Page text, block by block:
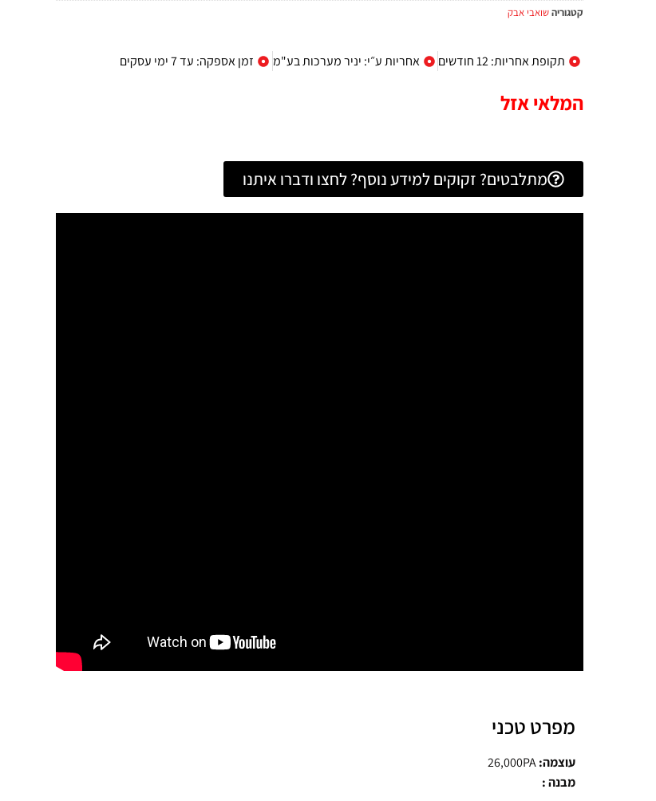
קטגוריהשואבי אבק
תקופת אחריות: 12 חודשים אחריות ע״י: יניר מערכות בע"מ זמן אספקה: עד 7 ימי עסקים
המלאי אזל
מתלבטים? זקוקים למידע נוסף? לחצו ודברו איתנו
מפרט טכני
עוצמה:26,000PA
מבנה :